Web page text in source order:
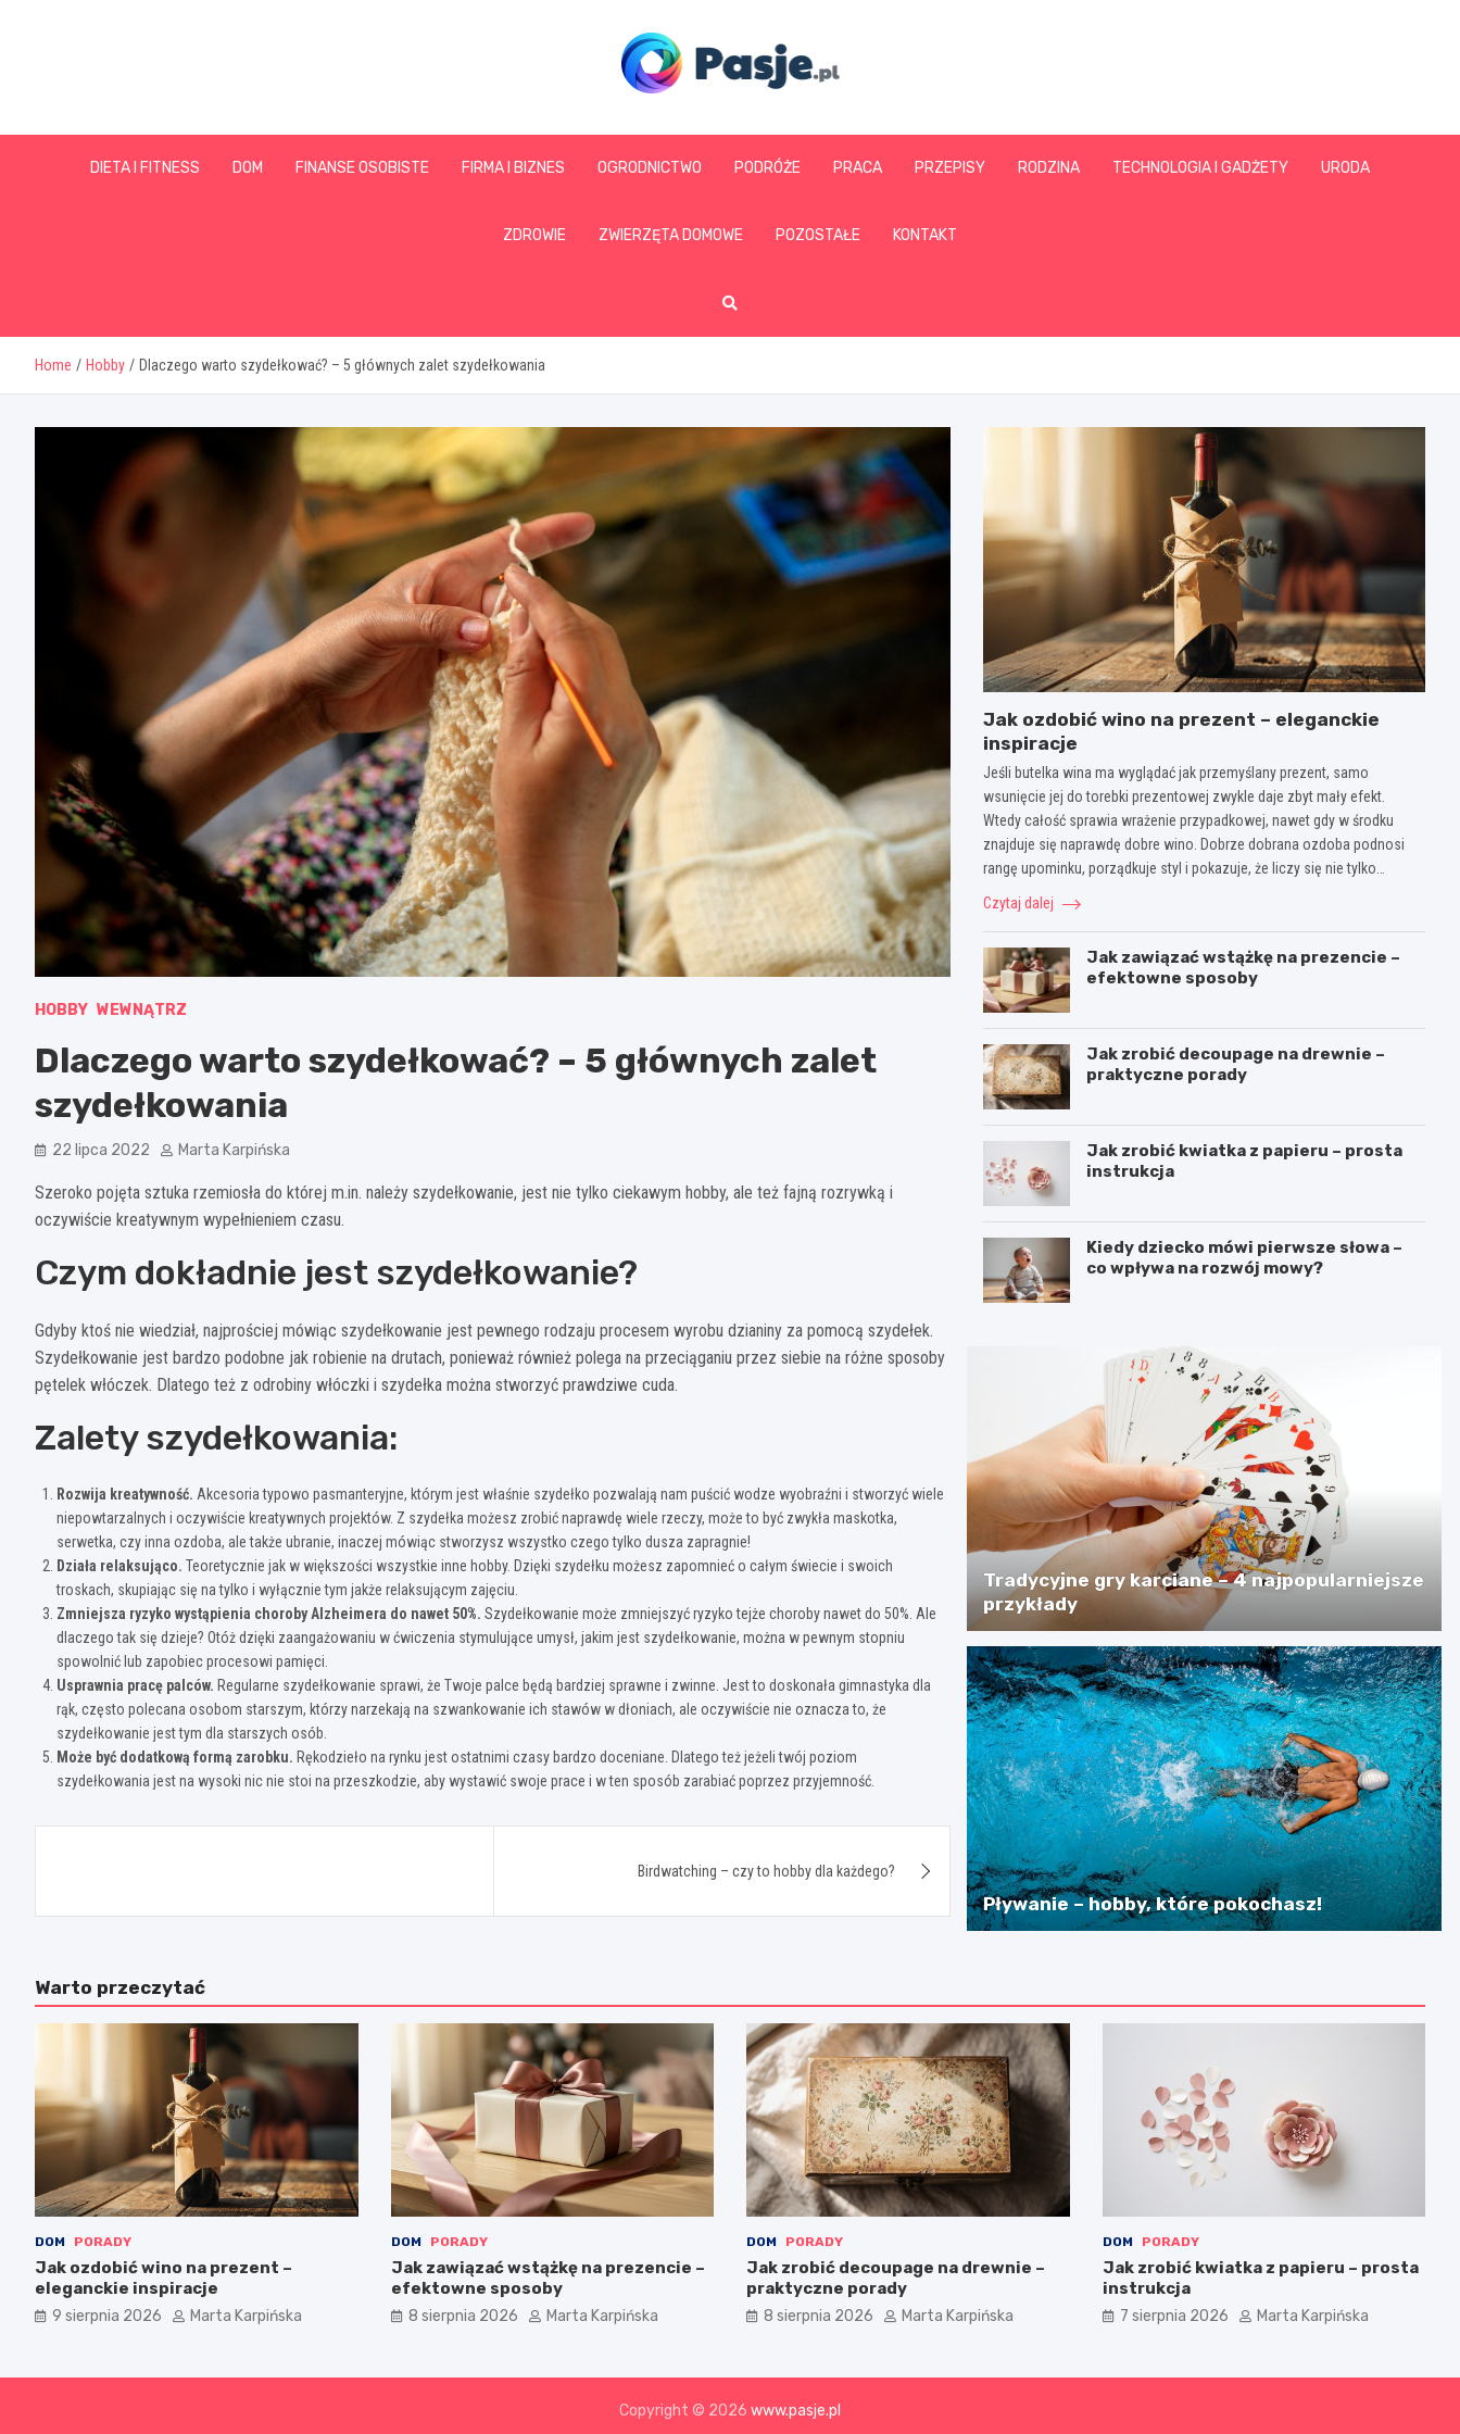
www.pasje.pl
DIETA I FITNESS DOM FINANSE OSOBISTE FIRMA I BIZNES OGRODNICTWO PODRÓŻE PRACA PRZEPISY RODZINA TECHNOLOGIA I GADŻETY URODA
ZDROWIE ZWIERZĘTA DOMOWE POZOSTAŁE KONTAKT
Home Hobby Dlaczego warto szydełkować? – 5 głównych zalet szydełkowania
HOBBY WEWNĄTRZ
Dlaczego warto szydełkować? – 5 głównych zalet
szydełkowania
22 lipca 2022 Marta Karpińska
Szeroko pojęta sztuka rzemiosła do której m.in. należy szydełkowanie, jest nie tylko ciekawym hobby, ale też fajną rozrywką i
oczywiście kreatywnym wypełnieniem czasu.
Czym dokładnie jest szydełkowanie?
Gdyby ktoś nie wiedział, najprościej mówiąc szydełkowanie jest pewnego rodzaju procesem wyrobu dzianiny za pomocą szydełek.
Szydełkowanie jest bardzo podobne jak robienie na drutach, ponieważ również polega na przeciąganiu przez siebie na różne sposoby
pętelek włóczek. Dlatego też z odrobiny włóczki i szydełka można stworzyć prawdziwe cuda.
Zalety szydełkowania:
Rozwija kreatywność. Akcesoria typowo pasmanteryjne, którym jest właśnie szydełko pozwalają nam puścić wodze wyobraźni i stworzyć wiele
niepowtarzalnych i oczywiście kreatywnych projektów. Z szydełka możesz zrobić naprawdę wiele rzeczy, może to być zwykła maskotka,
serwetka, czy inna ozdoba, ale także ubranie, inaczej mówiąc stworzysz wszystko czego tylko dusza zapragnie!
Działa relaksująco. Teoretycznie jak w większości wszystkie inne hobby. Dzięki szydełku możesz zapomnieć o całym świecie i swoich
troskach, skupiając się na tylko i wyłącznie tym jakże relaksującym zajęciu.
Zmniejsza ryzyko wystąpienia choroby Alzheimera do nawet 50%. Szydełkowanie może zmniejszyć ryzyko tejże choroby nawet do 50%. Ale
dlaczego tak się dzieje? Otóż dzięki zaangażowaniu w ćwiczenia stymulujące umysł, jakim jest szydełkowanie, można w pewnym stopniu
spowolnić lub zapobiec procesowi pamięci.
Usprawnia pracę palców. Regularne szydełkowanie sprawi, że Twoje palce będą bardziej sprawne i zwinne. Jest to doskonała gimnastyka dla
rąk, często polecana osobom starszym, którzy narzekają na szwankowanie ich stawów w dłoniach, ale oczywiście nie oznacza to, że
szydełkowanie jest tym dla starszych osób.
Może być dodatkową formą zarobku. Rękodzieło na rynku jest ostatnimi czasy bardzo doceniane. Dlatego też jeżeli twój poziom
szydełkowania jest na wysoki nic nie stoi na przeszkodzie, aby wystawić swoje prace i w ten sposób zarabiać poprzez przyjemność.
Birdwatching – czy to hobby dla każdego?
Jak ozdobić wino na prezent – eleganckie
inspiracje
Jeśli butelka wina ma wyglądać jak przemyślany prezent, samo
wsunięcie jej do torebki prezentowej zwykle daje zbyt mały efekt.
Wtedy całość sprawia wrażenie przypadkowej, nawet gdy w środku
znajduje się naprawdę dobre wino. Dobrze dobrana ozdoba podnosi
rangę upominku, porządkuje styl i pokazuje, że liczy się nie tylko…
Czytaj dalej
Jak zawiązać wstążkę na prezencie –
efektowne sposoby
Jak zrobić decoupage na drewnie –
praktyczne porady
Jak zrobić kwiatka z papieru – prosta
instrukcja
Kiedy dziecko mówi pierwsze słowa –
co wpływa na rozwój mowy?
Tradycyjne gry karciane – 4 najpopularniejsze
przykłady
Pływanie – hobby, które pokochasz!
Warto przeczytać
DOM PORADY
Jak ozdobić wino na prezent –
eleganckie inspiracje
9 sierpnia 2026 Marta Karpińska
DOM PORADY
Jak zawiązać wstążkę na prezencie –
efektowne sposoby
8 sierpnia 2026 Marta Karpińska
DOM PORADY
Jak zrobić decoupage na drewnie –
praktyczne porady
8 sierpnia 2026 Marta Karpińska
DOM PORADY
Jak zrobić kwiatka z papieru – prosta
instrukcja
7 sierpnia 2026 Marta Karpińska
Copyright © 2026 www.pasje.pl